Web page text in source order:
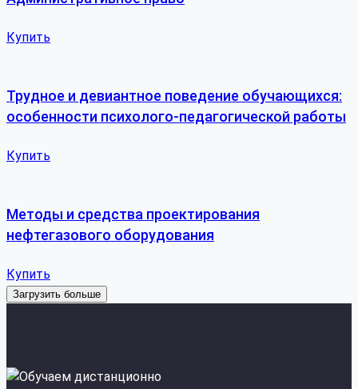
Купить
Трудное и девиантное поведение обучающихся:
особенности психолого-педагогической работы
Купить
Методы и средства проектирования
нефтегазового оборудования
Купить
Загрузить больше